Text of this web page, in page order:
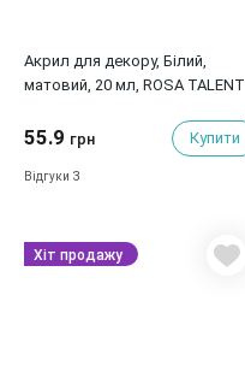
Акрил для декору, Білий,
матовий, 20 мл, ROSA TALENT
55.9 грн Купити
Відгуки 3
Хіт продажу